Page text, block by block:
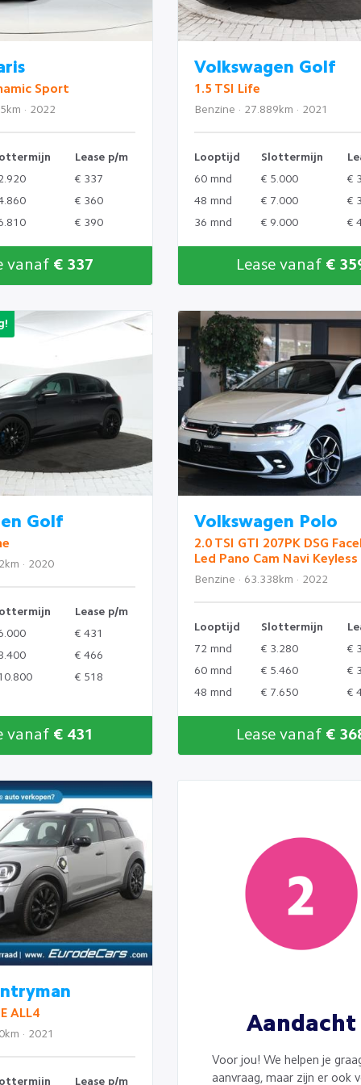
Sport
· 2022
Lease p/m
€ 337
€ 360
€ 390
vanaf € 337
Volkswagen Golf
1.5 TSI Life
Benzine · 27.889km · 2021
Looptijd Slottermijn
60 mnd
€ 5.000
€
48 mnd
€ 7.000
€
36 mnd
€ 9.000 €
Lease vanaf €
Golf
· 2020
Lease p/m
€ 431
€ 466
€ 518
vanaf € 431
Volkswagen Polo
2.0 TSI GTI 207PK DSG
Led Pano Cam Navi Keyless
Benzine · 63.338km · 2022
Looptijd Slottermijn
72 mnd
€ 3.280
€
60 mnd
€ 5.460
€
48 mnd
€ 7.650 €
Lease vanaf €
ALL4
· 2021
Lease p/m
Aandacht
Voor jou! We helpen je
aanvraag, maar zijn er ook